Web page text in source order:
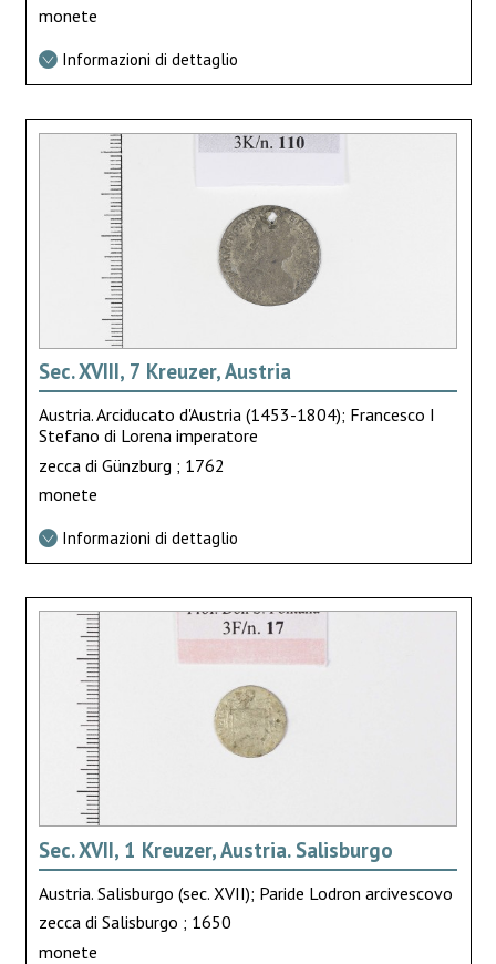
monete
Informazioni di dettaglio
Sec. XVIII, 7 Kreuzer, Austria
Austria. Arciducato d'Austria (1453-1804); Francesco I
Stefano di Lorena imperatore
zecca di Günzburg ; 1762
monete
Informazioni di dettaglio
Sec. XVII, 1 Kreuzer, Austria. Salisburgo
Austria. Salisburgo (sec. XVII); Paride Lodron arcivescovo
zecca di Salisburgo ; 1650
monete